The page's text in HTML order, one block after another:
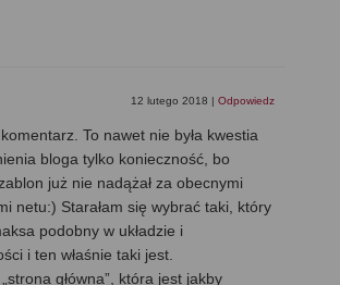
12 lutego 2018 Odpowiedz
To nawet nie była kwestia
bloga tylko konieczność, bo
już nie nadążał za obecnymi
netu:) Starałam się wybrać taki, który
podobny w układzie i
i ten właśnie taki jest.
główna”, która jest jakby